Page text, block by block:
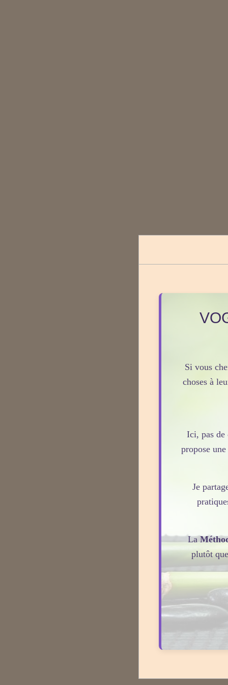
Si vous
choses à
Ici, pas de
propose
Je
La
plutôt